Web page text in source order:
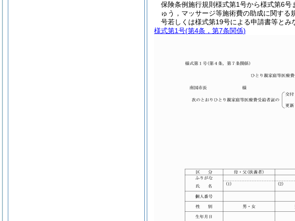
保険条例施行規則様式第1号から様式第6
ゅう，マッサージ等施術費の助成に関す
号若しくは様式第19号による申請書等とみ
様式第1号(第4条，第7条関係)